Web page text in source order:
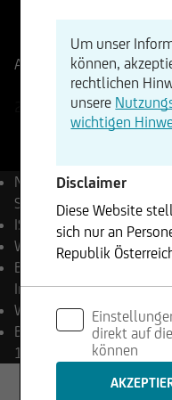
DE000A2QBVT4
WKN
A2QBVT
Aktueller Stand1108,78
23.07.2026 - 22:00
Name
Ethik Vorsorge
Strategy Index
ISIN
DE000A2QBVT4
WKN
A2QBVT
Bloomberg
Index
Währung EUR
Beteiligungsquote
100,00 %
Um unser
können,
rechtlichen
unsere
wichtigen
Disclaimer
Diese Website
sich nur an
Republik
Angebot noch
Verkauf von
in
dies unzulässig ist.
direkt auf
können